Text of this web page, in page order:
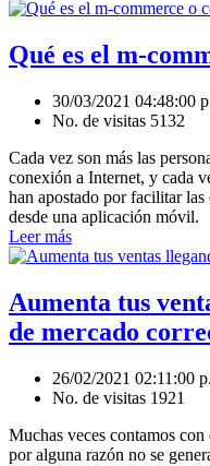
Qué es el m-
30/03/2021 04:48:00
No. de visitas 5132
Cada vez son más las
conexión a Internet, y cada
han apostado por facilitar
desde una aplicación móvil.
Leer más
Aumenta tus
de mercado
26/02/2021 02:11:00
No. de visitas 1921
Muchas veces contamos
por alguna razón no se